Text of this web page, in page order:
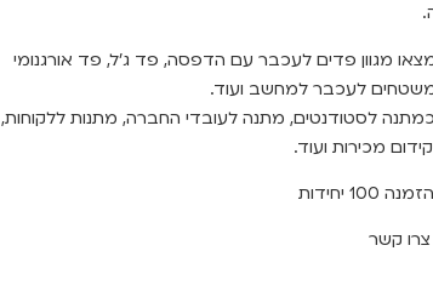
מגוון פדים לעכבר עם הדפסה, פד ג'ל, פד אורגנומי
לעכבר למחשב ועוד.
לסטודנטים, מתנה לעובדי החברה, מתנות ללקוחות,
מכירות ועוד.
יחידות
קשר